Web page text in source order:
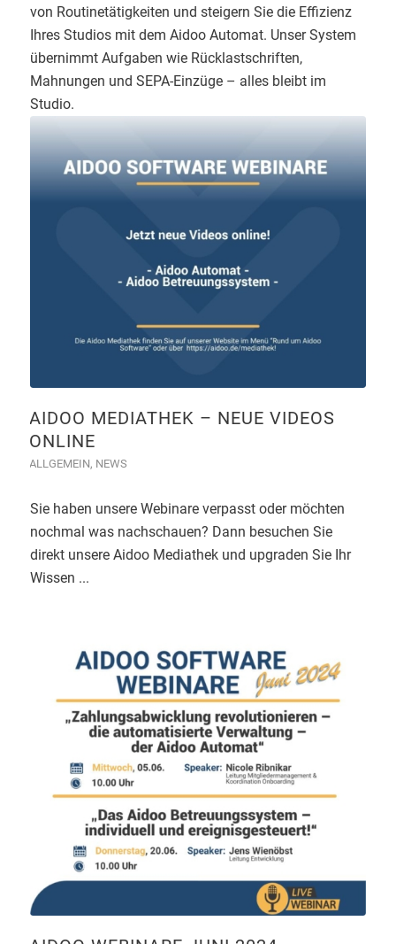
von Routinetätigkeiten und steigern Sie die Effizienz
Ihres Studios mit dem Aidoo Automat. Unser System
übernimmt Aufgaben wie Rücklastschriften,
Mahnungen und SEPA-Einzüge – alles bleibt im
Studio.
AIDOO MEDIATHEK – NEUE VIDEOS
ONLINE
ALLGEMEIN, NEWS
Sie haben unsere Webinare verpasst oder möchten
nochmal was nachschauen? Dann besuchen Sie
direkt unsere Aidoo Mediathek und upgraden Sie Ihr
Wissen ...